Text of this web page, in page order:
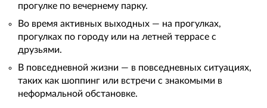
прогулке по вечернему парку.
Во время активных выходных — на прогулках,
прогулках по городу или на летней террасе с
друзьями.
В повседневной жизни — в повседневных ситуациях,
таких как шоппинг или встречи с знакомыми в
неформальной обстановке.